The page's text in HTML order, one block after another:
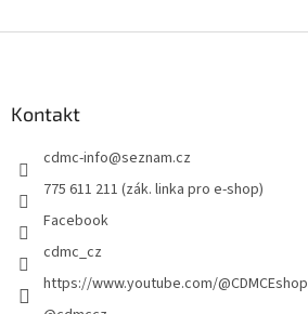
l
r
v
ý
Kontakt
cdmc-info@seznam.cz
775 611 211 (zák. linka pro e-shop)
Facebook
cdmc_cz
https://www.youtube.com/@CDMCEshop